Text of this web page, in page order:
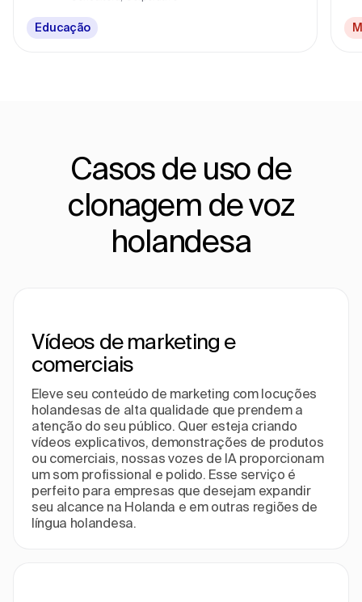
Educação
Casos de uso de
clonagem de voz
holandesa
Vídeos de marketing e
comerciais
Eleve seu conteúdo de marketing com locuções
holandesas de alta qualidade que prendem a
atenção do seu público. Quer esteja criando
vídeos explicativos, demonstrações de produtos
ou comerciais, nossas vozes de IA proporcionam
um som profissional e polido. Esse serviço é
perfeito para empresas que desejam expandir
seu alcance na Holanda e em outras regiões de
língua holandesa.